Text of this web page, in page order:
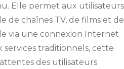
Elle permet aux utilisateurs
de chaînes TV, de films et de
via une connexion Internet
traditionnels, cette
des utilisateurs